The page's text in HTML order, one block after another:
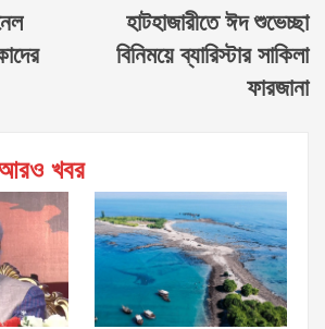
হাটহাজারীতে ঈদ শুভেচ্ছা
বিনিময়ে ব্যারিস্টার সাকিলা
ফারজানা
খবর